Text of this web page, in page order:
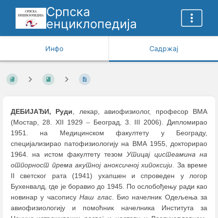
Српска
енциклопедија
Инфо Садржај
ДЕБИЈАЂИ, Руди, лекар, авиофизиолог, професор ВМА
(Мостар, 28. XII 1929 – Београд, 3. III 2006). Дипломирао
1951. на Медицинском факултету у Београду,
специјализирао патофизиологију на ВМА 1955, докторирао
1964. на истом факултету тезомУтицај цистеамина на
отпорност према акутној аноксичној хипоксији. За време
II светског рата (1941) ухапшен и спроведен у логор
Бухенвалд, где је боравио до 1945. По ослобођењу ради као
новинар у часописуНаш глас. Био начелник Одељења за
авиофизиологију и помоћник начелника Института за